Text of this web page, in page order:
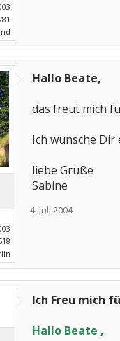
Hallo Beate,
das freut mich
Ich wünsche Dir
liebe Grüße
Sabine
4. Juli 2004
Ich Freu mich
Hallo Beate ,